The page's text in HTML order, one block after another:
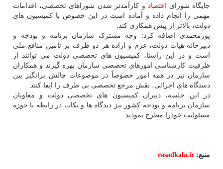
جایگاه شورای
اقتصاد و کارآمدتر شدن شوراهای تخصصی، اقدامات
مهمی را انجام داده و آماده است در این خصوص با کمیسیون های
دولت، بالاتر از پیش همکاری کند.
پورمحمدی اضافه کرد: وجه مشترک سازمان برنامه و بودجه و
دبیرخانه هیات دولت، عزم و اراده هر دو طرف بر تامین منافع ملی
است و در این راستا، کمیسیون های تخصصی دولت می توانند از
ظرفیت کارشناسی امورهای تخصصی سازمان بهره گیرند و همکاران
سازمان نیز در همه امور خصوصاً در موضوعات چالش برانگیز بین
دستگاه های اجرائی، نقش مرجع تخصصی بی طرف را ایفا کنند.
در این جلسه، دبیران کمیسیون های تخصصی دولت و معاونان
سازمان برنامه و بودجه کشور نیز دیدگاه ها و نکات در رابطه با حوزه
مسئولیت خودرا مطرح نمودند.
منبع: rasadkala.ir